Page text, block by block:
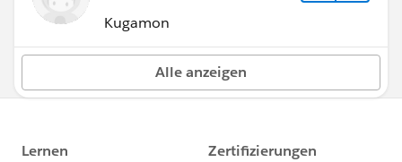
Kugamon
Alle anzeigen